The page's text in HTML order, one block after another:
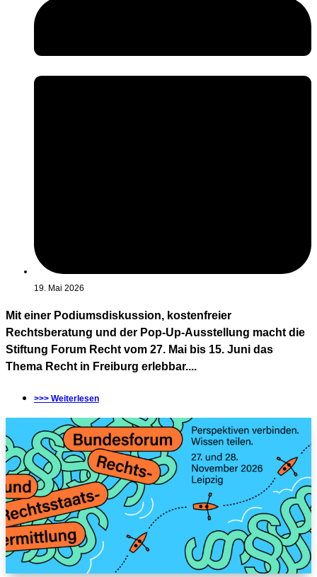
19. Mai 2026
Mit einer Podiumsdiskussion, kostenfreier
Rechtsberatung und der Pop-Up-Ausstellung macht die
Stiftung Forum Recht vom 27. Mai bis 15. Juni das
Thema Recht in Freiburg erlebbar....
>>> Weiterlesen